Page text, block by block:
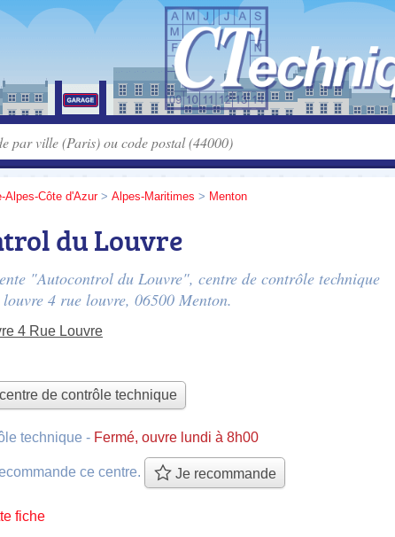
Alpes-Côte d'Azur> Alpes-Maritimes > Menton
du Louvre
"Autocontrol du Louvre", centre de contrôle technique
louvre 4 rue louvre, 06500 Menton.
4 Rue Louvre
de contrôle technique
technique - Fermé, ouvre lundi à 8h00
ce centre. Je recommande
fiche